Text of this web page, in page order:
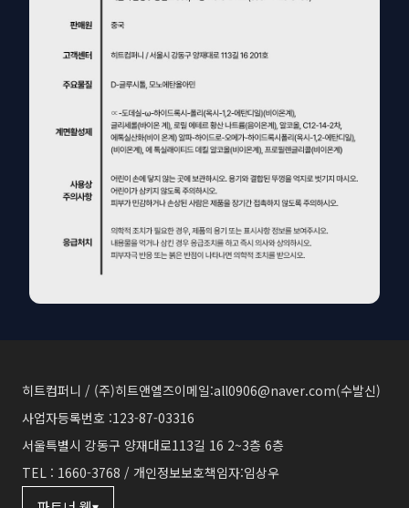
히트컴퍼니 / (주)히트앤엘즈이메일:all0906@naver.com(수발신)
사업자등록번호 :123-87-03316
서울특별시 강동구 양재대로113길 16 2~3층 6층
TEL : 1660-3768 / 개인정보보호책임자:임상우